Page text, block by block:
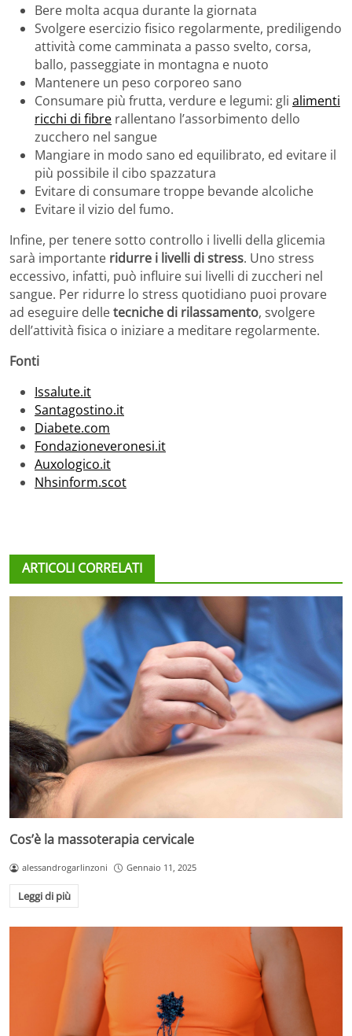
Bere molta acqua durante la giornata
Svolgere esercizio fisico regolarmente, prediligendo
attività come camminata a passo svelto, corsa,
ballo, passeggiate in montagna e nuoto
Mantenere un peso corporeo sano
Consumare più frutta, verdure e legumi: gli alimenti
ricchi di fibre rallentano l’assorbimento dello
zucchero nel sangue
Mangiare in modo sano ed equilibrato, ed evitare il
più possibile il cibo spazzatura
Evitare di consumare troppe bevande alcoliche
Evitare il vizio del fumo.
Infine, per tenere sotto controllo i livelli della glicemia
sarà importante ridurre i livelli di stress. Uno stress
eccessivo, infatti, può influire sui livelli di zuccheri nel
sangue. Per ridurre lo stress quotidiano puoi provare
ad eseguire delletecniche di rilassamento, svolgere
dell’attività fisica o iniziare a meditare regolarmente.
Fonti
Issalute.it
Santagostino.it
Diabete.com
Fondazioneveronesi.it
Auxologico.it
Nhsinform.scot
ARTICOLI CORRELATI
Cos’è la massoterapia cervicale
alessandrogarlinzoni Gennaio 11, 2025
Leggi di più